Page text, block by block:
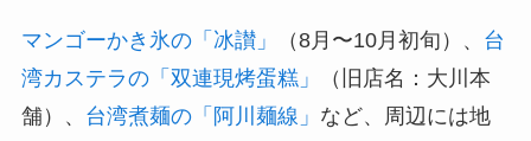
マンゴーかき氷の「冰讃」 （8月〜10月初旬）、 台
湾カステラの「双連現烤蛋糕」
（旧店名：大川本
舗）、 台湾煮麺の「阿川麺線」 など、周辺には地